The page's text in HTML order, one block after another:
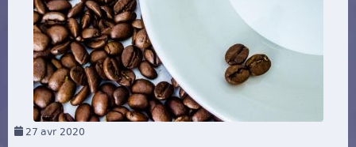
27 avr 2020